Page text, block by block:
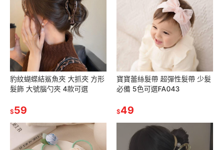
豹紋蝴蝶結鯊魚夾 大抓夾 方形
髮飾 大號腦勺夾 4款可選
$59
寶寶蕾絲髮帶 超彈性髮帶 少髮
必備 5色可選FA043
$49